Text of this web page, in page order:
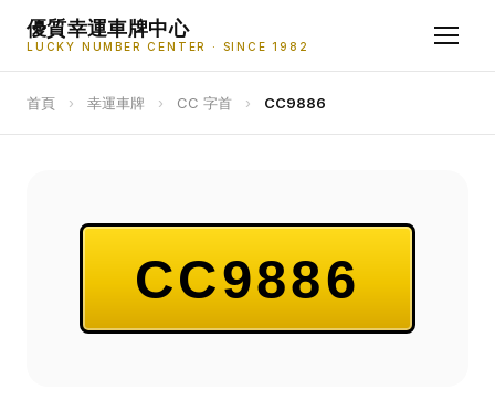
優質幸運車牌中心
LUCKY NUMBER CENTER · SINCE 1982
首頁 › 幸運車牌 › CC 字首 › CC9886
CC9886